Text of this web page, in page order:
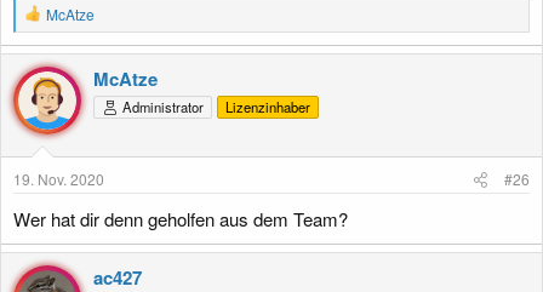
R
e
a
k
t
i
o
n
n
McAtze
McAtze
Administrator Lizenzinhaber
19. Nov. 2020 #26
Wer hat dir denn geholfen aus dem Team?
ac427